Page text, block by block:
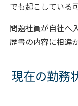
でも起こしている
問題社員が自社へ
歴書の内容に相違
現在の勤務